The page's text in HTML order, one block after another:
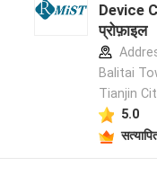
Device
प्रोफ़ाइल
Balitai
Tianjin
5.0